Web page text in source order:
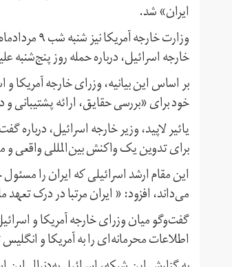
ایران» شد.
وزارت
خارجه اسرائیل، درباره حمله روز
بر اساس این بیانیه، وزرای خارجه آمریکا
خود برای «بررسی حقایق، ارائه
یائیر لاپید، وزیر خارجه اسرائیل،
برای تدوین یک واکنش بین‌المللی واقعی
این مقام ارشد اسرائیلی که ایران را
می‌داند، افزود: « ایران مرتبا در درک
اطلاعات محرمانه‌ای را به آمریکا و